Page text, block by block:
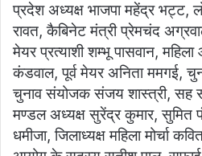
प्रदेश अध्यक्ष भाजपा महेंद्र भट्ट,
रावत, कैबिनेट मंत्री प्रेमचंद
मेयर प्रत्याशी शम्भू पासवान,
कंडवाल, पूर्व मेयर अनिता ममगई,
चुनाव संयोजक संजय शास्त्री, सह
मण्डल अध्यक्ष सुरेंद्र कुमार, सुमित
धमीजा, जिलाध्यक्ष महिला मोर्चा